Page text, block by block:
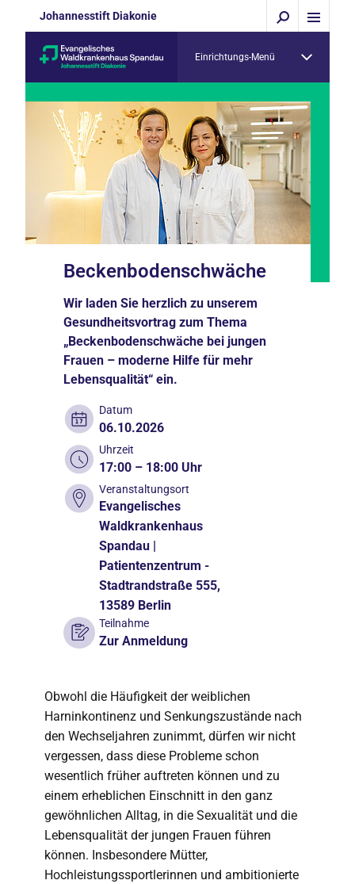
Johannesstift Diakonie
Einrichtungs-Menü
Beckenbodenschwäche
Wir laden Sie herzlich zu unserem
Gesundheitsvortrag zum Thema
„Beckenbodenschwäche bei jungen
Frauen – moderne Hilfe für mehr
Lebensqualität“ ein.
Datum
06.10.2026
Uhrzeit
17:00 – 18:00 Uhr
Veranstaltungsort
Evangelisches
Waldkrankenhaus
Spandau |
Patientenzentrum -
Stadtrandstraße 555,
13589 Berlin
Teilnahme
Zur Anmeldung
Obwohl die Häufigkeit der weiblichen
Harninkontinenz und Senkungszustände nach
den Wechseljahren zunimmt, dürfen wir nicht
vergessen, dass diese Probleme schon
wesentlich früher auftreten können und zu
einem erheblichen Einschnitt in den ganz
gewöhnlichen Alltag, in die Sexualität und die
Lebensqualität der jungen Frauen führen
können. Insbesondere Mütter,
Hochleistungssportlerinnen und ambitionierte